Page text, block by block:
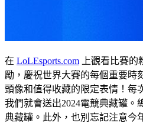
在 LoLEsports.com 上觀看比賽的
勵，慶祝世界大賽的每個重要時
頭像和值得收藏的限定表情！每
我們就會送出2024電競典藏罐。
典藏罐。此外，也別忘記注意今